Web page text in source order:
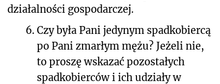
działalności gospodarczej.
6. Czy była Pani jedynym spadkobiercą
po Pani zmarłym mężu? Jeżeli nie,
to proszę wskazać pozostałych
spadkobierców i ich udziały w